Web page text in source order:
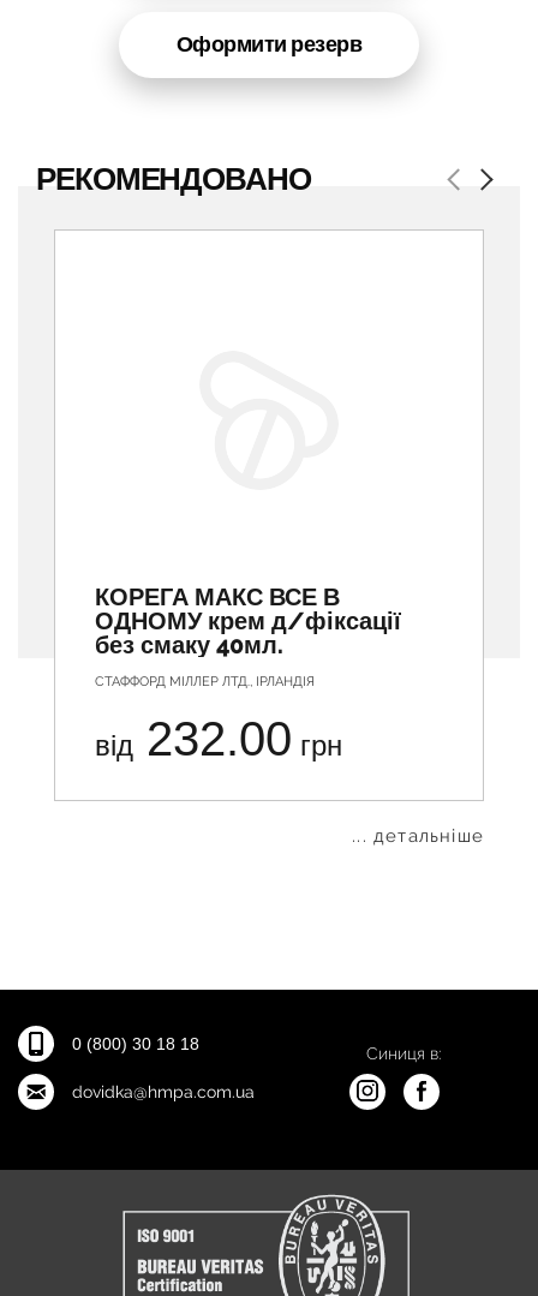
Оформити резерв
РЕКОМЕНДОВАНО Previous
КОРЕГА МАКС ВСЕ В
ОДНОМУ крем д/фіксації
без смаку 40мл.
СТАФФОРД МІЛЛЕР ЛТД., ІРЛАНДІЯ
від 232.00 грн
... детальніше
Next
0 (800) 30 18 18
dovidka@hmpa.com.ua
Синиця в: